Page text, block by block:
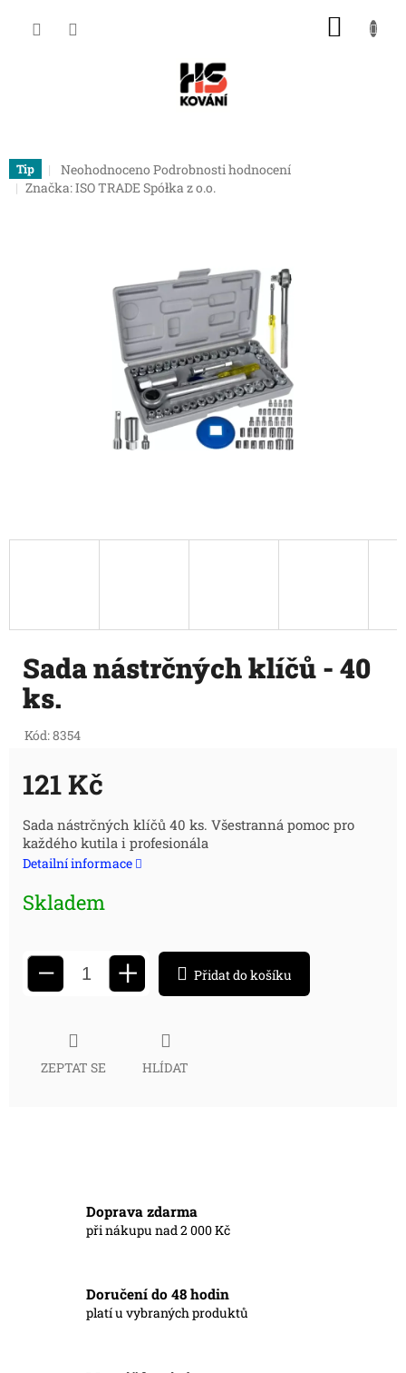
Tip
Průměrné
hodnocení
hvězdiček.
Neohodnoceno Podrobnosti hodnocení
Značka:ISO TRADE Spółka z o.o.
Sada nástrčných klíčů - 40
ks.
Kód:8354
121 Kč
Měrná
cena:
Sada nástrčných klíčů 40 ks. Všestranná pomoc pro
každého kutila i profesionála
Detailní informace
Skladem
− + Přidat do košíku
ZEPTAT SE HLÍDAT
Doprava zdarma
při nákupu nad 2 000 Kč
Doručení do 48 hodin
platí u vybraných produktů